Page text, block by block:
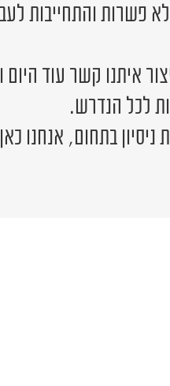
פשרות והתחייבות
איתנו קשר עוד
לכל הנדרש.